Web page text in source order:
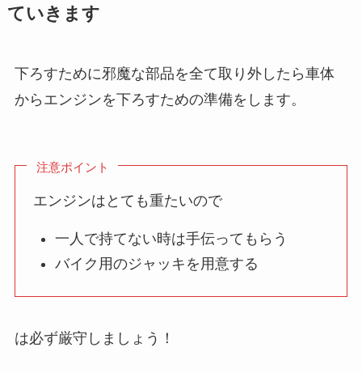
ていきます
下ろすために邪魔な部品を全て取り外したら車体
からエンジンを下ろすための準備をします。
注意ポイント
エンジンはとても重たいので
一人で持てない時は手伝ってもらう
バイク用のジャッキを用意する
は必ず厳守しましょう！